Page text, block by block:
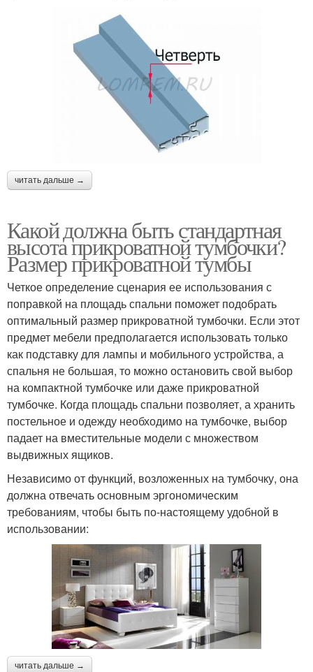
читать дальше →
Какой должна быть стандартная
высота прикроватной тумбочки?
Размер прикроватной тумбы
Четкое определение сценария ее использования с
поправкой на площадь спальни поможет подобрать
оптимальный размер прикроватной тумбочки. Если этот
предмет мебели предполагается использовать только
как подставку для лампы и мобильного устройства, а
спальня не большая, то можно остановить свой выбор
на компактной тумбочке или даже прикроватной
тумбочке. Когда площадь спальни позволяет, а хранить
постельное и одежду необходимо на тумбочке, выбор
падает на вместительные модели с множеством
выдвижных ящиков.
Независимо от функций, возложенных на тумбочку, она
должна отвечать основным эргономическим
требованиям, чтобы быть по-настоящему удобной в
использовании:
читать дальше →